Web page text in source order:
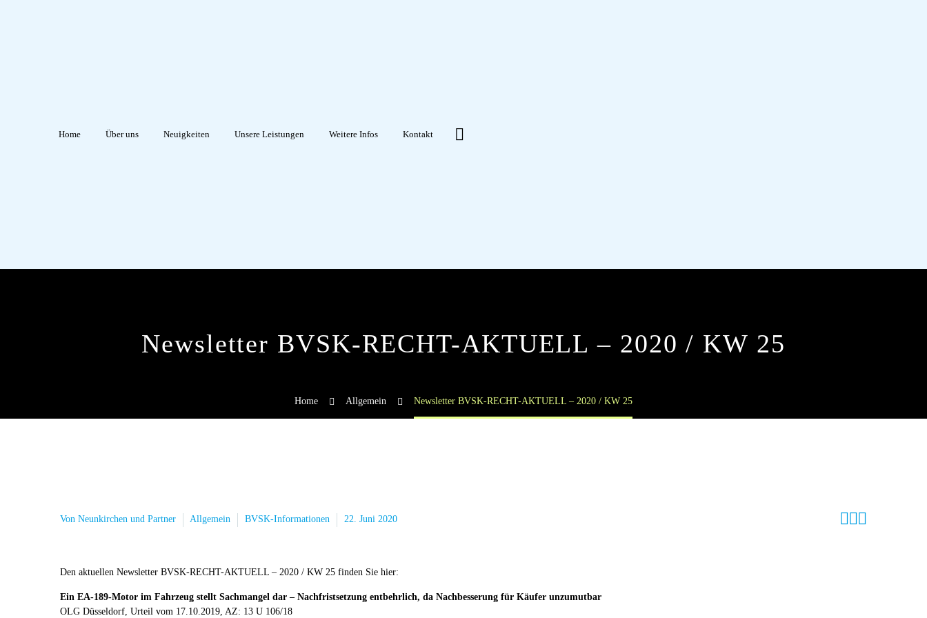
Home Über uns Neuigkeiten Unsere Leistungen Weitere Infos Kontakt
Newsletter BVSK-RECHT-AKTUELL – 2020 / KW 25
Home Allgemein Newsletter BVSK-RECHT-AKTUELL – 2020 / KW 25

Von Neunkirchen und Partner Allgemein BVSK-Informationen 22. Juni 2020
Den aktuellen Newsletter BVSK-RECHT-AKTUELL – 2020 / KW 25 finden Sie hier:
Ein EA-189-Motor im Fahrzeug stellt Sachmangel dar – Nachfristsetzung entbehrlich, da Nachbesserung für Käufer unzumutbar
OLG Düsseldorf, Urteil vom 17.10.2019, AZ: 13 U 106/18